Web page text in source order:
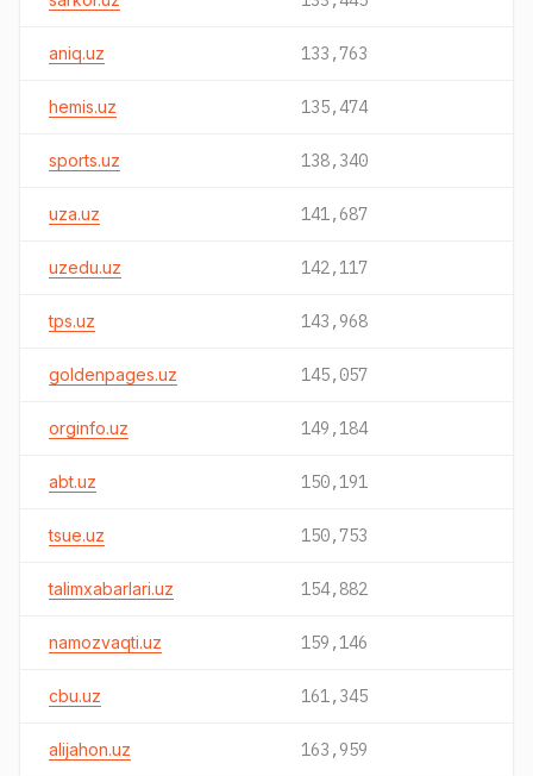
aniq.uz 133,763
hemis.uz 135,474
sports.uz 138,340
uza.uz 141,687
uzedu.uz 142,117
tps.uz 143,968
goldenpages.uz 145,057
orginfo.uz 149,184
abt.uz 150,191
tsue.uz 150,753
talimxabarlari.uz 154,882
namozvaqti.uz 159,146
cbu.uz 161,345
alijahon.uz 163,959